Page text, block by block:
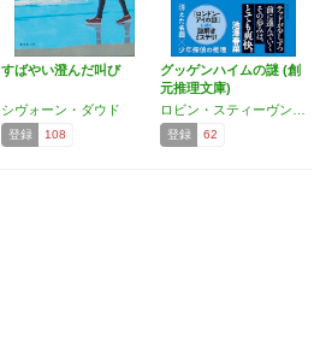
すばやい澄んだ叫び
シヴォーン・ダウド
登録 108
グッゲンハイムの謎 (創
元推理文庫)
登録 62